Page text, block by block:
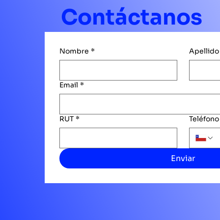
Contáctanos
Nombre * Apellido
Email *
RUT * Teléfono
Enviar